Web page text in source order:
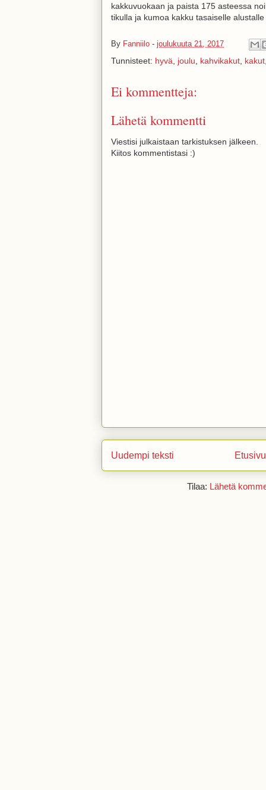
kakkuvuokaan ja paista 175 asteessa
tikulla ja kumoa kakku tasaiselle
By Fanniilo - joulukuuta 21, 2017
Tunnisteet: hyvä joulu kahvikakut kakut
Ei kommentteja:
Lähetä kommentti
Viestisi julkaistaan tarkistuksen jälkeen.
Kiitos kommentistasi :)
Uudempi teksti Etusivu
Tilaa: Lähetä